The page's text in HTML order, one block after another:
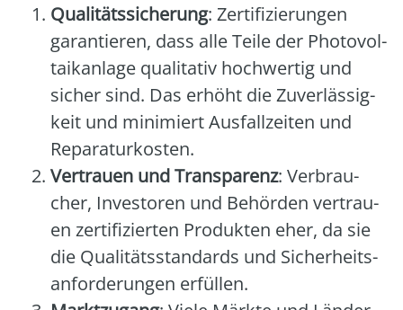
Qua­li­täts­si­che­rung: Zer­ti­fi­zie­run­gen
garan­tie­ren, dass alle Tei­le der Pho­to­vol­
ta­ik­an­la­ge qua­li­ta­tiv hoch­wer­tig und
sicher sind. Das erhöht die Zuver­läs­sig­
keit und mini­miert Aus­fall­zei­ten und
Repa­ra­tur­kos­ten.
Ver­trau­en und Trans­pa­renz: Ver­brau­
cher, Inves­to­ren und Behör­den ver­trau­
en zer­ti­fi­zier­ten Pro­duk­ten eher, da sie
die Qua­li­täts­stan­dards und Sicher­heits­
an­for­de­run­gen erfül­len.